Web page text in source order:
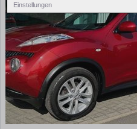
Einstellungen